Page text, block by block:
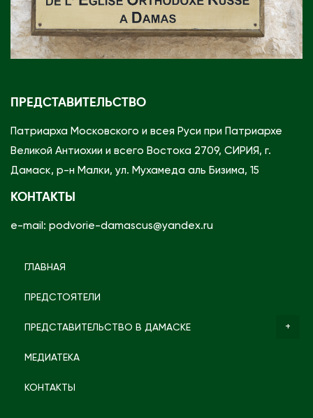
ПРЕДСТАВИТЕЛЬСТВО
Патриарха Московского и всея Руси при Патриархе
Великой Антиохии и всего Востока 2709, СИРИЯ, г.
Дамаск, р-н Малки, ул. Мухамеда аль Бизима, 15
КОНТАКТЫ
e-mail: podvorie-damascus@yandex.ru
ГЛАВНАЯ
ПРЕДСТОЯТЕЛИ
ПРЕДСТАВИТЕЛЬСТВО В ДАМАСКЕ
МЕДИАТЕКА
КОНТАКТЫ